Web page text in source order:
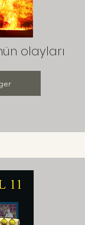
olayları